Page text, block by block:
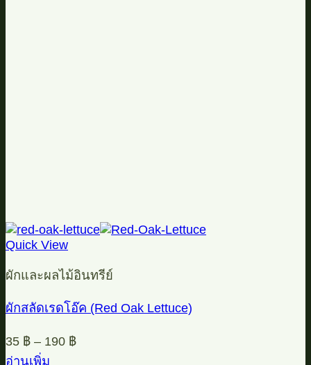
Quick View
ผักและผลไม้อินทรีย์
ผักสลัดเรดโอ๊ค (Red Oak Lettuce)
35 ฿ – 190 ฿
อ่านเพิ่ม